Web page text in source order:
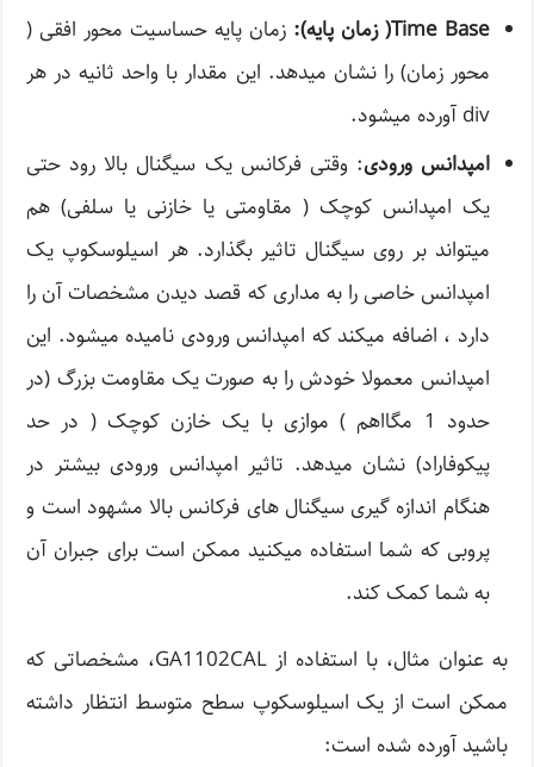
Time Base( زمان پایه):
زمان پایه حساسیت محور افقی (
محور زمان) را نشان میدهد. این مقدار با واحد ثانیه در هر
div آورده میشود.
امپدانس ورودی: وقتی فرکانس یک سیگنال بالا رود حتی
یک امپدانس کوچک ( مقاومتی یا خازنی یا سلفی) هم
میتواند بر روی سیگنال تاثیر بگذارد. هر اسیلوسکوپ یک
امپدانس خاصی را به مداری که قصد دیدن مشخصات آن را
دارد ، اضافه میکند که امپدانس ورودی نامیده میشود. این
امپدانس معمولا خودش را به صورت یک مقاومت بزرگ (در
حدود 1 مگااهم ) موازی با یک خازن کوچک ( در حد
پیکوفاراد) نشان میدهد. تاثیر امپدانس ورودی بیشتر در
هنگام اندازه گیری سیگنال های فرکانس بالا مشهود است و
پروبی که شما استفاده میکنید ممکن است برای جبران آن
به شما کمک کند.
به عنوان مثال، با استفاده از GA1102CAL، مشخصاتی که
ممکن است از یک اسیلوسکوپ سطح متوسط انتظار داشته
باشید آورده شده است: